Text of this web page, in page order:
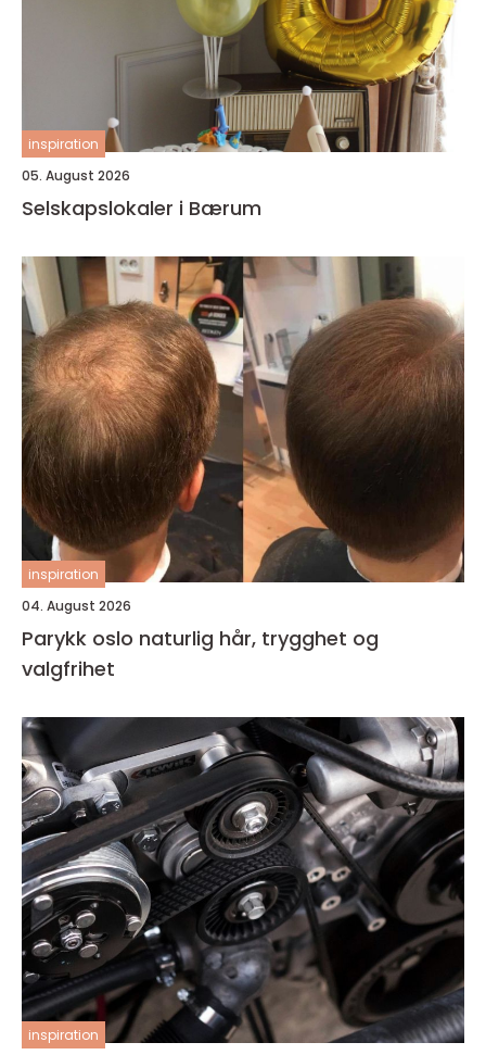
inspiration
05. August 2026
Selskapslokaler i Bærum
inspiration
04. August 2026
Parykk oslo naturlig hår, trygghet og
valgfrihet
inspiration